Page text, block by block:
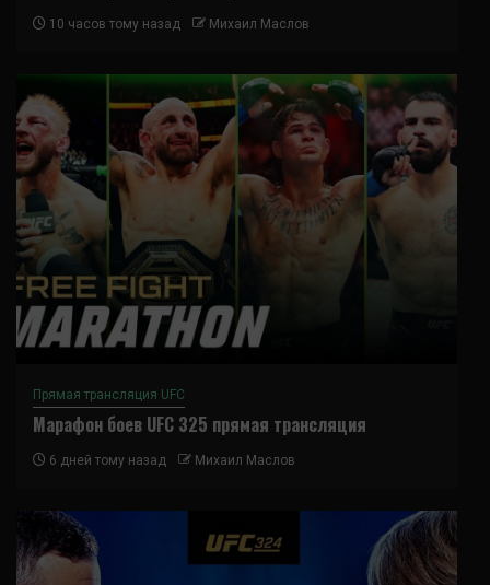
10 часов тому назад Михаил Маслов
Прямая трансляция UFC
Марафон боев UFC 325 прямая трансляция
6 дней тому назад Михаил Маслов